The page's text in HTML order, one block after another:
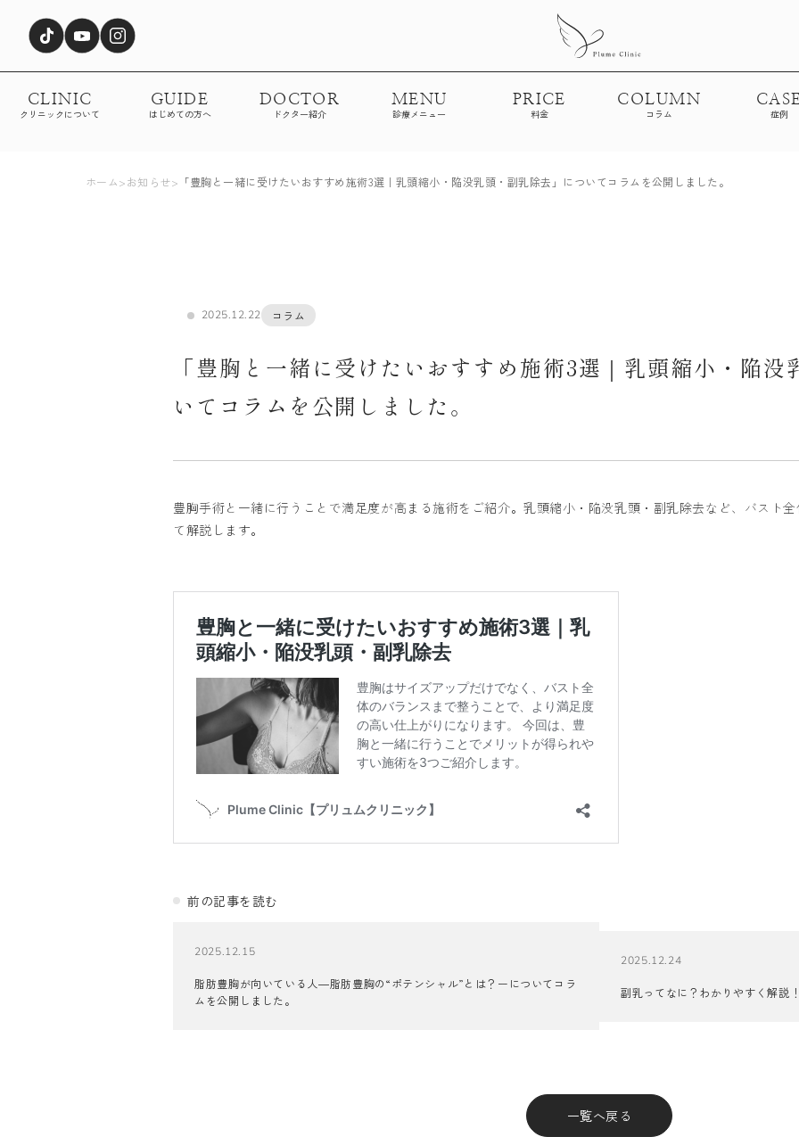
CLINIC
クリニックについて
GUIDE
はじめての方へ
DOCTOR
ドクター紹介
MENU
診療メニュー
PRICE
料金
COLUMN
コラム 症例
ホーム>お知らせ> 「豊胸と一緒に受けたいおすすめ施術3選｜乳頭縮小・陥没乳頭・副乳除去」についてコラムを公開しました。
2025.12.22 コラム
「豊胸と一緒に受けたいおすすめ施術3選｜乳頭縮小・陥没
いてコラムを公開しました。
豊胸手術と一緒に行うことで満足度が高まる施術をご紹介。乳頭縮小・陥没乳頭・副乳除去など、バスト
て解説します。
前の記事を読む
2025.12.15
脂肪豊胸が向いている人―脂肪豊胸の“ポテンシャル”とは？ーについてコラ
ムを公開しました。
2025.12.24
副乳ってなに？わかりやすく解説
一覧へ戻る